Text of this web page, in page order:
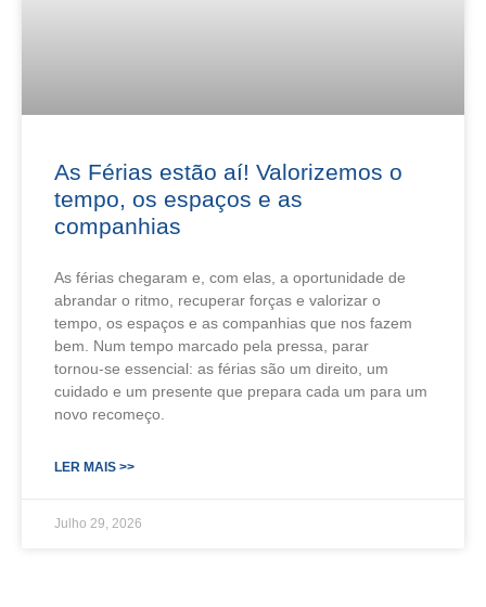
As Férias estão aí! Valorizemos o
tempo, os espaços e as
companhias
As férias chegaram e, com elas, a oportunidade de
abrandar o ritmo, recuperar forças e valorizar o
tempo, os espaços e as companhias que nos fazem
bem. Num tempo marcado pela pressa, parar
tornou‑se essencial: as férias são um direito, um
cuidado e um presente que prepara cada um para um
novo recomeço.
LER MAIS >>
Julho 29, 2026